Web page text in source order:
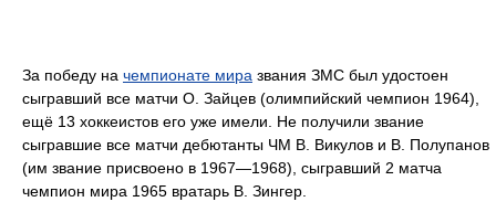
За победу на чемпионате мира звания ЗМС был удостоен
сыгравший все матчи О. Зайцев (олимпийский чемпион 1964),
ещё 13 хоккеистов его уже имели. Не получили звание
сыгравшие все матчи дебютанты ЧМ В. Викулов и В. Полупанов
(им звание присвоено в 1967—1968), сыгравший 2 матча
чемпион мира 1965 вратарь В. Зингер.